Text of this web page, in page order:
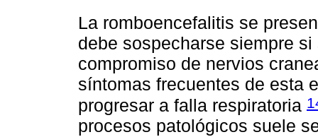
La romboencefalitis se
debe sospecharse siempre
compromiso de nervios
síntomas frecuentes de esta
progresar a falla respiratoria
procesos patológicos suele